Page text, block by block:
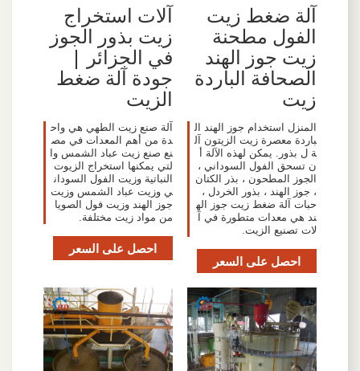
آلة ضغط زيت
الفول مطحنة
زيت جوز الهند
الصحافة الباردة
زيت
المنزل استخدام جوز الهند ال
باردة معصرة زيت الزيتون آل
ة ل بذور. يمكن لهذه الآلة أ
ن تسحق الفول السوداني ،
الجوز المطحون ، بذر الكتان
، جوز الهند ، بذور الخردل ،
حبات آلة ضغط زيت جوز اله
ند هي معدات متطورة في آ
لات تصنيع الزيت.
احصل على السعر
آلات استخراج
زيت بذور الجوز
في الجزائر |
جودة آلة ضغط
الزيت
آلة صنع زيت الطهي هي واح
دة من أهم المعدات في مص
نع صنع زيت عباد الشمس وا
لتي يمكنها استخراج الزيوت
النباتية وزيت الفول السودان
ي وزيت عباد الشمس وزيت
جوز الهند وزيت فول الصويا
من مواد زيت مختلفة.
احصل على السعر